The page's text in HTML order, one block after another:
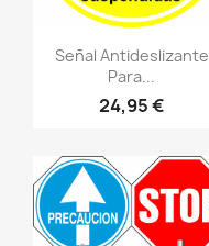
visibilityVistazo rápido
Señal Antideslizante
Para...
24,95 €